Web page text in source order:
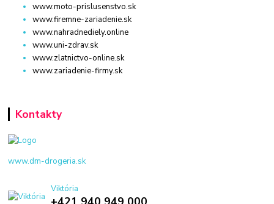
www.moto-prislusenstvo.sk
www.firemne-zariadenie.sk
www.nahradnediely.online
www.uni-zdrav.sk
www.zlatnictvo-online.sk
www.zariadenie-firmy.sk
Kontakty
www.dm-drogeria.sk
Viktória